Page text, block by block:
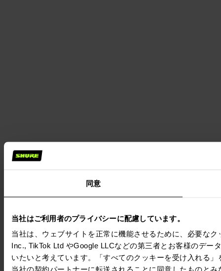
同意
当社はご利用者のプライバシーに配慮しています。
当社は、ウェブサイトを正常に機能させるために、必要な
Inc., TikTok Ltd やGoogle LLCなどの第三者とお客様のデー
いたいと考えています。「すべてのクッキーを受け入れる
当社の契約パートナーに転送されることに同意したものと